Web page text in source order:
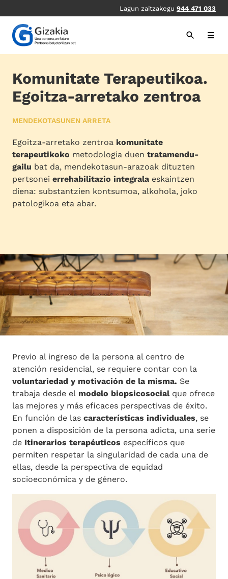
to
main
content
Lagun zaitzakegu 944 471 033
Komunitate Terapeutikoa.
Egoitza-arretako zentroa
MENDEKOTASUNEN ARRETA
Egoitza-arretako zentroa komunitate
terapeutikoko metodologia duen tratamendu-
gailu bat da, mendekotasun-arazoak dituzten
pertsonei errehabilitazio integrala eskaintzen
diena: substantzien kontsumoa, alkohola, joko
patologikoa eta abar.
Previo al ingreso de la persona al centro de
atención residencial, se requiere contar con la
voluntariedad y motivación de la misma. Se
trabaja desde el modelo biopsicosocialque ofrece
las mejores y más eficaces perspectivas de éxito.
En función de las características individuales, se
ponen a disposición de la persona adicta, una serie
de Itinerarios terapéuticos específicos que
permiten respetar la singularidad de cada una de
ellas, desde la perspectiva de equidad
socioeconómica y de género.